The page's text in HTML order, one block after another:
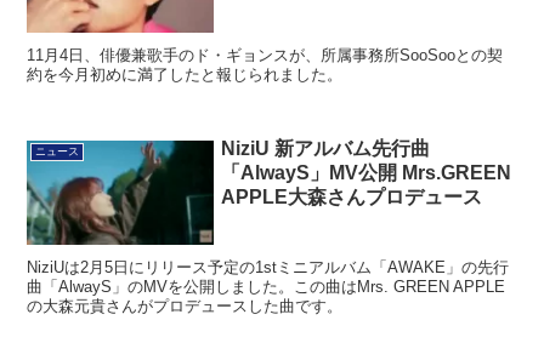
11月4日、俳優兼歌手のド・ギョンスが、所属事務所SooSooとの契
約を今月初めに満了したと報じられました。
ニュース
NiziU 新アルバム先行曲
「AlwayS」MV公開 Mrs.GREEN
APPLE大森さんプロデュース
NiziUは2月5日にリリース予定の1stミニアルバム「AWAKE」の先行
曲「AlwayS」のMVを公開しました。この曲はMrs. GREEN APPLE
の大森元貴さんがプロデュースした曲です。